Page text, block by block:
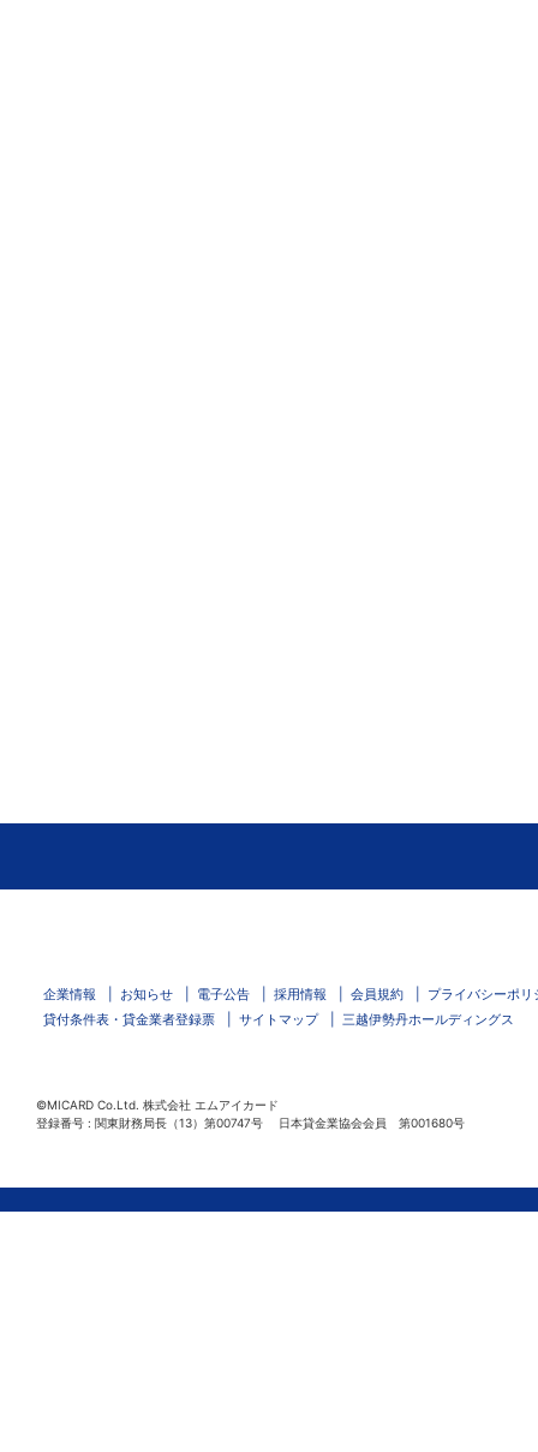
企業情報 お知らせ 電子公告 採用情報 会員規約
プライバシーポリ
貸付条件表・貸金業者登録票
サイトマップ 三越伊勢丹ホールディングス
©MICARD Co.Ltd. 株式会社 エムアイカード
登録番号 : 関東財務局長（13）第00747号 日本貸金業協会会員 第001680号